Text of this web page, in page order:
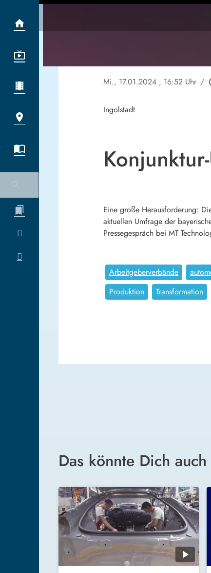
Mi., 17.01.2024 , 16:52 Uhr /
Ingolstadt
Eine große Herausforderung:
aktuellen Umfrage der
Pressegespräch bei MT
Arbeitgeberverbände
Produktion
Transformation
Das könnte Dich